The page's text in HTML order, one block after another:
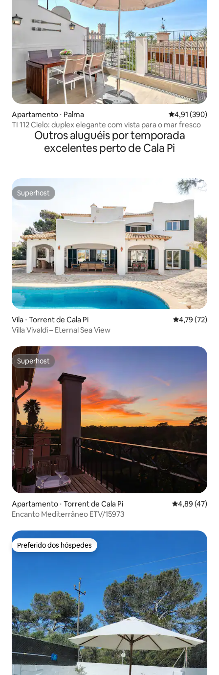
Apartamento ⋅ Palma 4,91 de uma
4,91 (390)
TI 112 Cielo: duplex elegante com vista para o mar fresco
Outros aluguéis por temporada
excelentes perto de Cala Pi
Superhost
Superhost
Vila ⋅ Torrent de Cala Pi 4,79 de uma
4,79 (72)
Villa Vivaldi – Eternal Sea View
Superhost
Superhost
Apartamento ⋅ Torrent de Cala Pi 4,89 de uma
4,89 (47)
Encanto Mediterrâneo ETV/15973
Preferido dos hóspedes
Preferido dos hóspedes